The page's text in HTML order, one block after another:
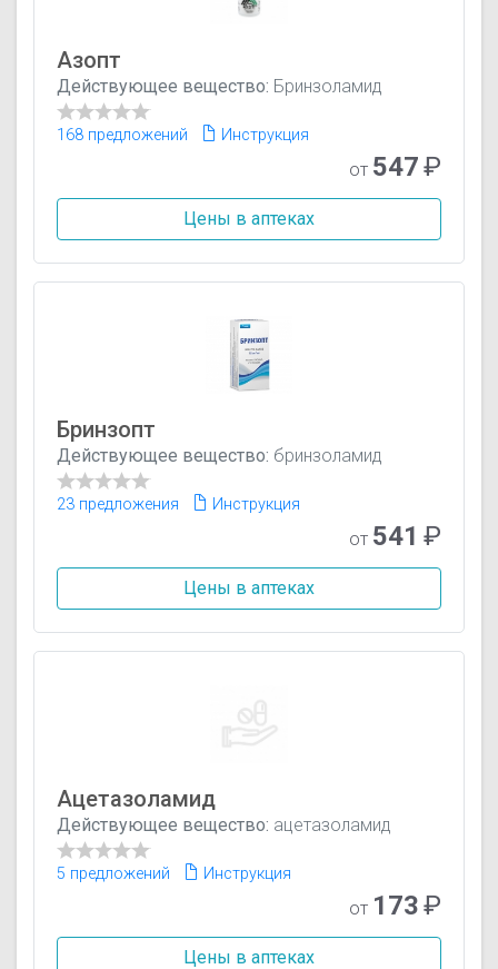
Азопт
Действующее вещество: Бринзоламид
168 предложений Инструкция
от 547₽
Цены в аптеках
Бринзопт
Действующее вещество: бринзоламид
23 предложения Инструкция
от 541 ₽
Цены в аптеках
Ацетазоламид
Действующее вещество: ацетазоламид
5 предложений Инструкция
от 173₽
Цены в аптеках